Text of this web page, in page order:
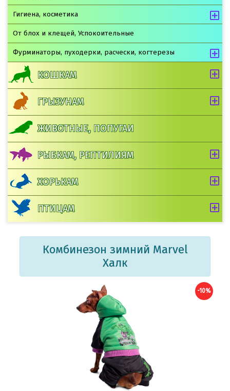
Гигиена, косметика
От блох и клещей, Успокоительные
Фурминаторы, пуходерки, расчески, когтерезы
КОШКАМ
ГРЫЗУНАМ
ЖИВОТНЫЕ, ПОПУГАИ
РЫБКАМ, РЕПТИЛИЯМ
ХОРЬКАМ
ПТИЦАМ
Комбинезон зимний Marvel
Халк
-10%